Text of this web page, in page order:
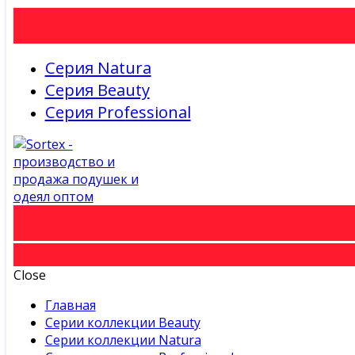
Серия Natura
Серия Beauty
Серия Professional
Close
Главная
Серии коллекции Beauty
Серии коллекции Natura